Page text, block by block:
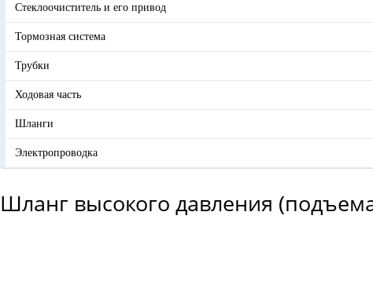
Стеклоочиститель и его привод
Тормозная система
Трубки
Ходовая часть
Шланги
Электропроводка
Шланг высокого давления